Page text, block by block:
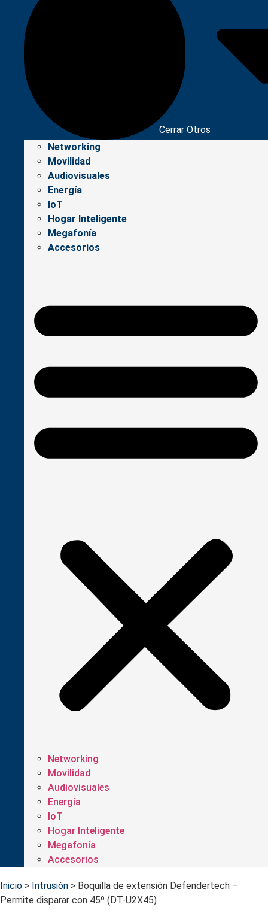
Cerrar Otros
Networking
Movilidad
Audiovisuales
Energía
IoT
Hogar Inteligente
Megafonía
Accesorios
Networking
Movilidad
Audiovisuales
Energía
IoT
Hogar Inteligente
Megafonía
Accesorios
Inicio > Intrusión > Boquilla de extensión Defendertech –
Permite disparar con 45º (DT-U2X45)